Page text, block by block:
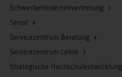
Schwerbehindertenvertretung
Senat
Servicezentrum Beratung
Servicezentrum Lehre
Strategische Hochschulentwicklung